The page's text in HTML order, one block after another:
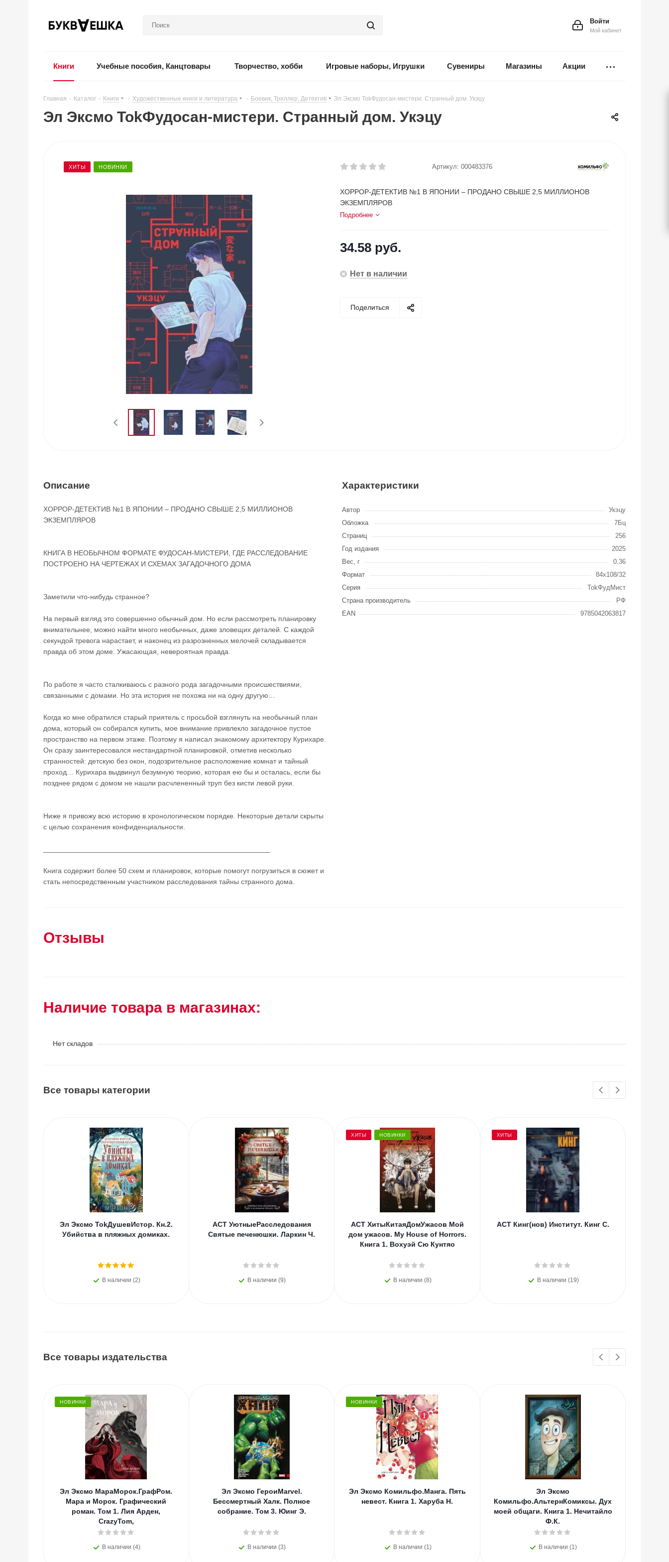
Войти
Мой кабинет
Книги Учебные пособия, Канцтовары Творчество, хобби Игровые наборы, Игрушки Сувениры Магазины Акции
Главная - Каталог - Книги - Художественные книги и литература - Боевик, Триллер, Детектив - Эл Эксмо TokФудосан-мистери. Странный дом. Укэцу
Эл Эксмо TokФудосан-мистери. Странный дом. Укэцу
ХИТЫ НОВИНКИ Артикул: 000483376
ХОРРОР-ДЕТЕКТИВ №1 В ЯПОНИИ – ПРОДАНО СВЫШЕ 2,5 МИЛЛИОНОВ
ЭКЗЕМПЛЯРОВ
Подробнее
34.58 руб.
Нет в наличии
Поделиться
Описание
ХОРРОР-ДЕТЕКТИВ №1 В ЯПОНИИ – ПРОДАНО СВЫШЕ 2,5 МИЛЛИОНОВ
ЭКЗЕМПЛЯРОВ
КНИГА В НЕОБЫЧНОМ ФОРМАТЕ ФУДОСАН-МИСТЕРИ, ГДЕ РАССЛЕДОВАНИЕ
ПОСТРОЕНО НА ЧЕРТЕЖАХ И СХЕМАХ ЗАГАДОЧНОГО ДОМА
Заметили что-нибудь странное?
На первый взгляд это совершенно обычный дом. Но если рассмотреть планировку
внимательнее, можно найти много необычных, даже зловещих деталей. С каждой
секундой тревога нарастает, и наконец из разрозненных мелочей складывается
правда об этом доме. Ужасающая, невероятная правда.
По работе я часто сталкиваюсь с разного рода загадочными происшествиями,
связанными с домами. Но эта история не похожа ни на одну другую…
Когда ко мне обратился старый приятель с просьбой взглянуть на необычный план
дома, который он собирался купить, мое внимание привлекло загадочное пустое
пространство на первом этаже. Поэтому я написал знакомому архитектору Курихаре.
Он сразу заинтересовался нестандартной планировкой, отметив несколько
странностей: детскую без окон, подозрительное расположение комнат и тайный
проход… Курихара выдвинул безумную теорию, которая ею бы и осталась, если бы
позднее рядом с домом не нашли расчлененный труп без кисти левой руки.
Ниже я привожу всю историю в хронологическом порядке. Некоторые детали скрыты
с целью сохранения конфиденциальности.
Книга содержит более 50 схем и планировок, которые помогут погрузиться в сюжет и
стать непосредственным участником расследования тайны странного дома.
Характеристики
Автор
Укэцу
Обложка
7Бц
Страниц
256
Год издания
2025
Вес, г
0.36
Формат
84x108/32
Серия
TokФудМист
Страна производитель
РФ
EAN
9785042063817
Отзывы
Наличие товара в магазинах:
Нет складов
Все товары категории
Эл Эксмо TokДушевИстор. Кн.2.
Убийства в пляжных домиках.
В наличии (2)
АСТ УютныеРасследования
Святые печенюшки. Ларкин Ч.
В наличии (9)
ХИТЫ НОВИНКИ
АСТ ХитыКитаяДомУжасов Мой
дом ужасов. My House of Horrors.
Книга 1. Вохуэй Сю Кунтяо
В наличии (8)
ХИТЫ
АСТ Кинг(нов) Институт. Кинг С.
В наличии (19)
Все товары издательства
НОВИНКИ
Эл Эксмо МараМорок.ГрафРом.
Мара и Морок. Графический
роман. Том 1. Лия Арден,
CrazyTom,
В наличии (4)
Эл Эксмо ГероиMarvel.
Бессмертный Халк. Полное
собрание. Том 3. Юинг Э.
В наличии (3)
НОВИНКИ
Эл Эксмо Комильфо.Манга. Пять
невест. Книга 1. Харуба Н.
В наличии (1)
Эл Эксмо
Комильфо.АльтернКомиксы. Дух
моей общаги. Книга 1. Нечитайло
Ф.К.
В наличии (1)